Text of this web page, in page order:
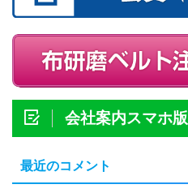
会社案内スマホ版
最近のコメント